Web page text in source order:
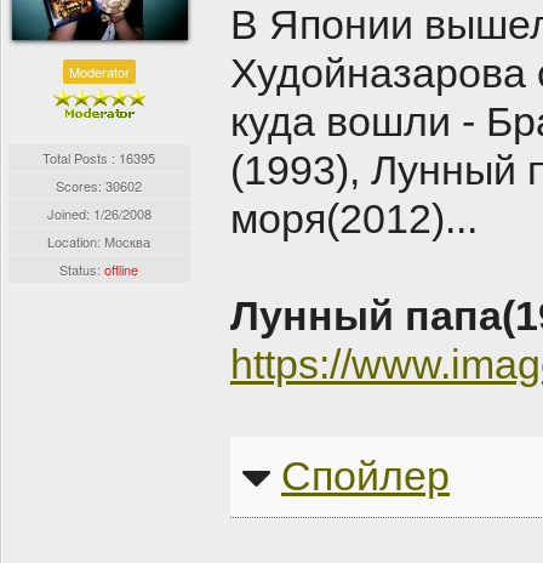
Moderator
Total Posts : 16395
Scores: 30602
Joined: 1/26/2008
Location: Москва
Status:offline
В Японии
куда вошли -
(1993), Лунный
моря(2012)...
Лунный
https://
Спойлер